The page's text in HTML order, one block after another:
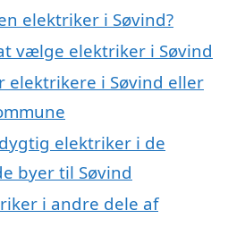
elektriker i Søvind?
vælge elektriker i Søvind
elektrikere i Søvind eller
elektriker i de
byer til Søvind
i andre dele af